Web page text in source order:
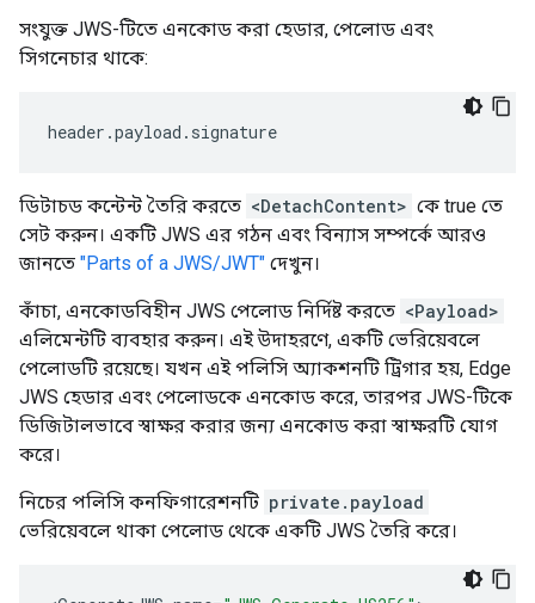
সংযুক্ত JWS-টিতে এনকোড করা হেডার, পেলোড এবং
সিগনেচার থাকে:
header .payload . signature
ডিটাচড কন্টেন্ট তৈরি করতে <DetachContent> কে true তে
সেট করুন। একটি JWS এর গঠন এবং বিন্যাস সম্পর্কে আরও
জানতে "Parts of a JWS/JWT" দেখুন।
কাঁচা, এনকোডবিহীন JWS পেলোড নির্দিষ্ট করতে <Payload>
এলিমেন্টটি ব্যবহার করুন। এই উদাহরণে, একটি ভেরিয়েবলে
পেলোডটি রয়েছে। যখন এই পলিসি অ্যাকশনটি ট্রিগার হয়, Edge
JWS হেডার এবং পেলোডকে এনকোড করে, তারপর JWS-টিকে
ডিজিটালভাবে স্বাক্ষর করার জন্য এনকোড করা স্বাক্ষরটি যোগ
করে।
নিচের পলিসি কনফিগারেশনটি private.payload
ভেরিয়েবলে থাকা পেলোড থেকে একটি JWS তৈরি করে।